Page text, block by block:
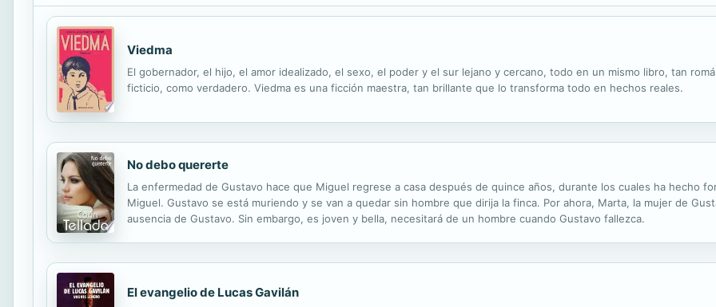
Viedma
El gobernador, el hijo, el amor idealizado, el sexo, el poder y el sur lejano y cercano, todo en un mismo libro, tan
ficticio, como verdadero. Viedma es una ficción maestra, tan brillante que lo transforma todo en hechos reales.
No debo quererte
La enfermedad de Gustavo hace que Miguel regrese a casa después de quince años, durante los cuales ha hecho
Miguel. Gustavo se está muriendo y se van a quedar sin hombre que dirija la finca. Por ahora, Marta, la mujer de
ausencia de Gustavo. Sin embargo, es joven y bella, necesitará de un hombre cuando Gustavo fallezca.
El evangelio de Lucas Gavilán